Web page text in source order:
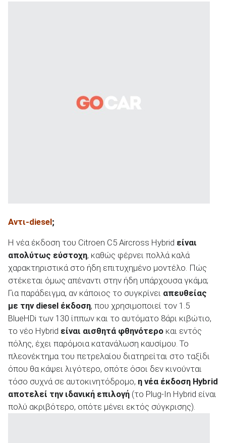
Αντι-diesel;
Η νέα έκδοση του Citroen C5 Aircross Hybrid είναι
απολύτως εύστοχη, καθώς φέρνει πολλά καλά
χαρακτηριστικά στο ήδη επιτυχημένο μοντέλο. Πώς
στέκεται όμως απέναντι στην ήδη υπάρχουσα γκάμα;
Για παράδειγμα, αν κάποιος το συγκρίνει απευθείας
με την diesel έκδοση, που χρησιμοποιεί τον 1.5
BlueHDi των 130 ίππων και το αυτόματο 8άρι κιβώτιο,
το νέο Hybrid είναι αισθητά φθηνότερο και εντός
πόλης, έχει παρόμοια κατανάλωση καυσίμου. Το
πλεονέκτημα του πετρελαίου διατηρείται στο ταξίδι
όπου θα κάψει λιγότερο, οπότε όσοι δεν κινούνται
τόσο συχνά σε αυτοκινητόδρομο, η νέα έκδοση Hybrid
αποτελεί την ιδανική επιλογή (το Plug-In Hybrid είναι
πολύ ακριβότερο, οπότε μένει εκτός σύγκρισης).